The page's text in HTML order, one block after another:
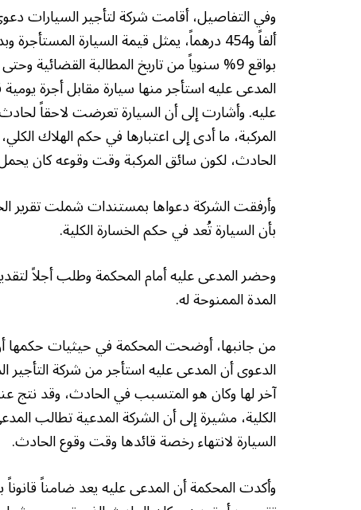
بواقع 9% سنوياً من تاريخ المطالبة
عليه. وأشارت إلى أن السيارة تعرضت لاحقاً
المركبة، ما أدى إلى اعتبارها في حكم الهلاك
الحادث، لكون سائق المركبة وقت وقوعه كان
وأرفقت الشركة دعواها بمستندات شملت تقرير
بأن السيارة تُعد في حكم الخسارة الكلية.
وحضر المدعى عليه أمام المحكمة وطلب أجلاً
المدة الممنوحة له.
من جانبها، أوضحت المحكمة في حيثيات حكمها
الدعوى أن المدعى عليه استأجر من شركة
آخر لها وكان هو المتسبب في الحادث، وقد نتج
الكلية، مشيرة إلى أن الشركة المدعية تطالب
السيارة لانتهاء رخصة قائدها وقت وقوع الحادث.
وأكدت المحكمة أن المدعى عليه يعد ضامناً